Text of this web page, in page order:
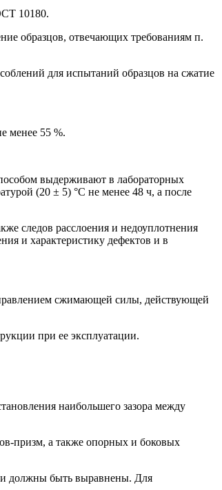
10180.
образцов, отвечающих требованиям п.
для испытаний образцов на сжатие
менее 55 %.
выдерживают в лабораторных
(20 ± 5) °С не менее 48 ч, а после
следов расслоения и недоуплотнения
и характеристику дефектов и в
сжимающей силы, действующей
при ее эксплуатации.
наибольшего зазора между
призм, а также опорных и боковых
должны быть выравнены. Для